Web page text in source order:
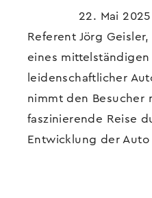
22. Mai
Referent Jörg
eines mittelständigen
leidenschaftlicher
nimmt den Besucher
faszinierende Reise
Entwicklung der